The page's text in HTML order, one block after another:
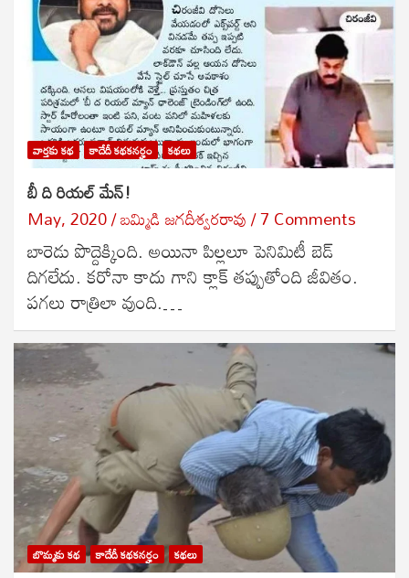
వార్తకు కథ కాదేదీ కథకనర్హం కథలు
బీ ది రియల్ మేన్!
May, 2020 బ‌మ్మిడి జ‌గ‌దీశ్వ‌ర‌రావు 7 Comments
బారెడు పొద్దెక్కింది. అయినా పిల్లలూ పెనిమిటీ బెడ్
దిగలేదు. కరోనా కాదు గాని క్లాక్ తప్పుతోంది జీవితం.
పగలు రాత్రిలా వుంది.…
బొమ్మకు కథ కాదేదీ కథకనర్హం కథలు